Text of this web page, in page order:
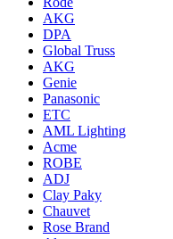
AKG
DPA
Global Truss
AKG
Genie
Panasonic
ETC
AML Lighting
Acme
ROBE
ADJ
Clay Paky
Chauvet
Rose Brand